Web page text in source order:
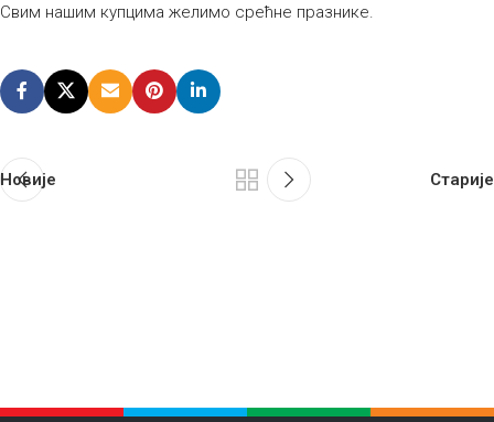
Свим нашим купцима желимо срећне празнике.
Новије Старије